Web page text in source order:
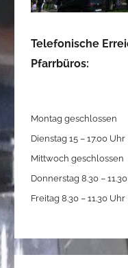
Telefonische
Pfarrbüros:
Montag geschlossen
Dienstag 15 – 17.00 Uhr
Mittwoch geschlossen
Donnerstag 8.30 –
Freitag 8.30 – 11.30 Uhr